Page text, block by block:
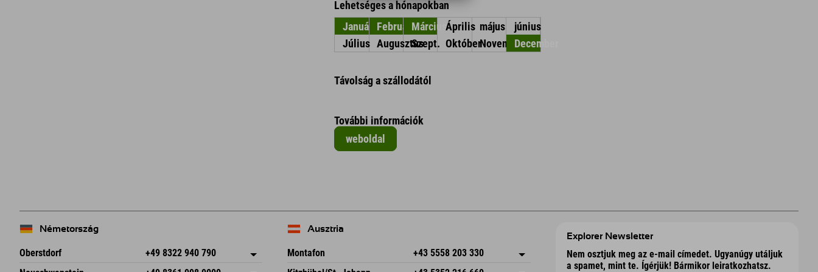
Lehetséges a hónapokban
Január
Február MárciusÁprilis május
június
Július AugusztusSzept. OktóberNovemberDecember
Távolság a szállodától
További információk
weboldal
Németország
Oberstdorf +49 8322 940 790
An der Breitach 3
Cím mentése
Ausztria
Montafon +43 5558 203 330
Dorfstr. 127b
Cím mentése
Explorer Newsletter
Nem osztjuk meg az e-mail címedet. Ugyanúgy utáljuk
a spamet, mint te. Ígérjük! Bármikor leiratkozhatsz.